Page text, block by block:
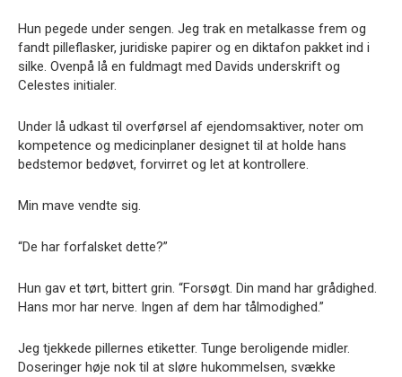
Hun pegede under sengen. Jeg trak en metalkasse frem og
fandt pilleflasker, juridiske papirer og en diktafon pakket ind i
silke. Ovenpå lå en fuldmagt med Davids underskrift og
Celestes initialer.
Under lå udkast til overførsel af ejendomsaktiver, noter om
kompetence og medicinplaner designet til at holde hans
bedstemor bedøvet, forvirret og let at kontrollere.
Min mave vendte sig.
“De har forfalsket dette?”
Hun gav et tørt, bittert grin. “Forsøgt. Din mand har grådighed.
Hans mor har nerve. Ingen af dem har tålmodighed.”
Jeg tjekkede pillernes etiketter. Tunge beroligende midler.
Doseringer høje nok til at sløre hukommelsen, svække